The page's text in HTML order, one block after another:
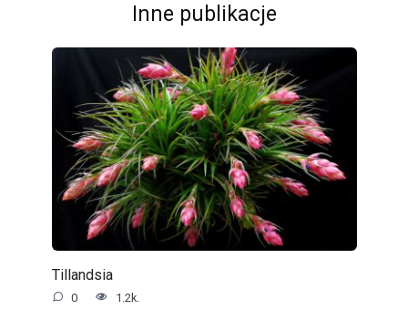
Inne publikacje
Tillandsia
0 1.2k.